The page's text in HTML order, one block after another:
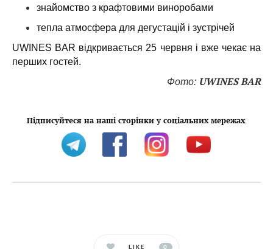
знайомство з крафтовими виноробами
тепла атмосфера для дегустацій і зустрічей
UWINES BAR відкривається 25 червня і вже чекає на
перших гостей.
Фото: UWINES BAR
Підписуйтеся на наші сторінки у соціальних мережах:
LIKE 0